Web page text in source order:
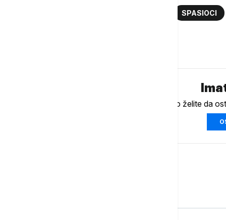
SPASIOCI
Ukoliko želite da